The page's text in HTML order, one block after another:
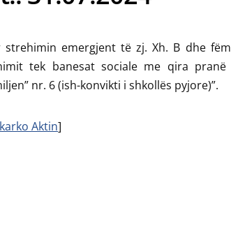
strehimin emergjent të zj. Xh. B dhe
tek banesat sociale me qira pranë
nr. 6 (ish-konvikti i shkollës pyjore)”.
Aktin]